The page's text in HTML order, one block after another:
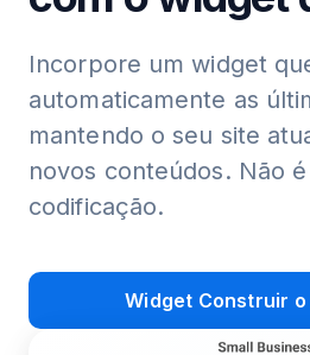
Incorpore um widget
automaticamente as
mantendo o seu site
novos conteúdos. Não
codificação.
Widget Construir o